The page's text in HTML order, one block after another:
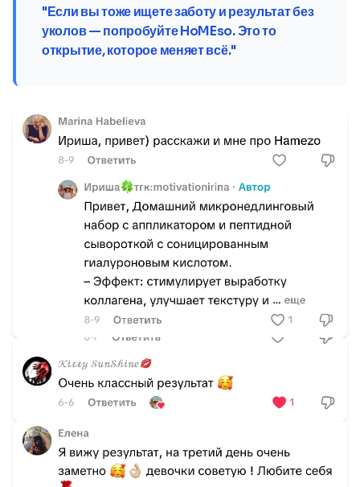
"Если вы тоже ищете заботу и результат без
уколов — попробуйте HoMEso. Это то
открытие, которое меняет всё."